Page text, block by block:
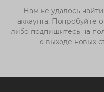
Нам не удалось
аккаунта. Попробуйте
либо подпишитесь на
о выходе новых